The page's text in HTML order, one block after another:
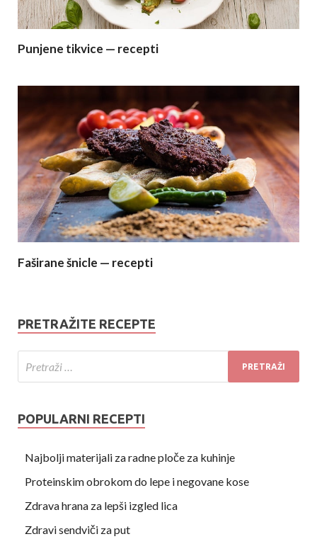
Punjene tikvice — recepti
Faširane šnicle — recepti
PRETRAŽITE RECEPTE
POPULARNI RECEPTI
Najbolji materijali za radne ploče za kuhinje
Proteinskim obrokom do lepe i negovane kose
Zdrava hrana za lepši izgled lica
Zdravi sendviči za put